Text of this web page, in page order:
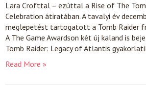
Lara Crofttal – ezúttal a Rise of The
Celebration átiratában. A tavalyi év
meglepetést tartogatott a Tomb Raider
A The Game Awardson két új kaland is
Tomb Raider: Legacy of Atlantis
Read More »